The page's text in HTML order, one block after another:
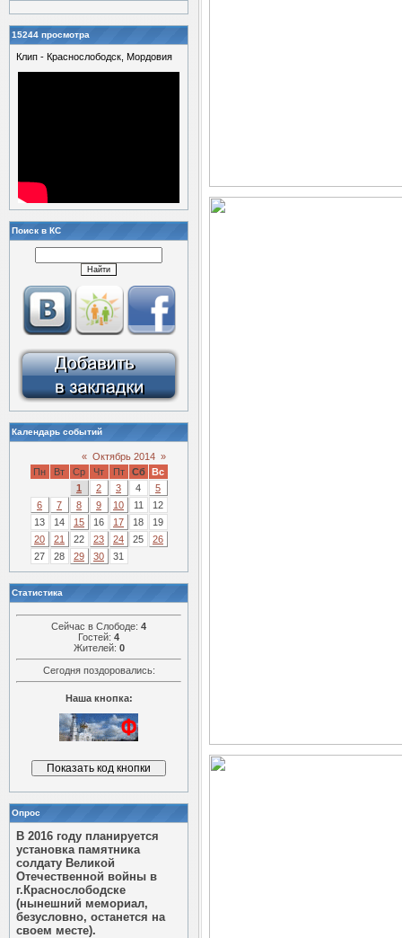
15244 просмотра
Клип - Краснослободск, Мордовия
Поиск в КС
Календарь событий
« Октябрь 2014 »
Пн
Вт Ср Чт Пт Сб
Вс
1
2 3 4
5
6
7 8 9 10 11
12
13
14 15 16 17 18
19
20
21 22 23 24 25
26
27
28 29 30 31
Статистика
Сейчас в Слободе: 4
Гостей: 4
Жителей: 0
Сегодня поздоровались:
Наша кнопка:
Опрос
В 2016 году планируется
установка памятника
солдату Великой
Отечественной войны в
г.Краснослободске
(нынешний мемориал,
безусловно, останется на
своем месте).